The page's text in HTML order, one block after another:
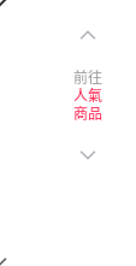
前往
人氣
商品